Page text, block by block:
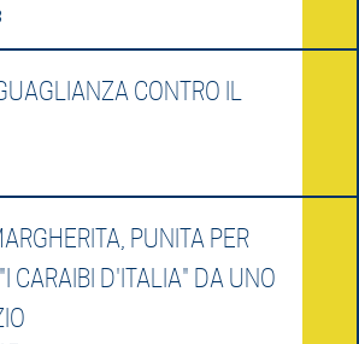
CONTRO IL
PUNITA PER
CARAIBI D'ITALIA" DA UNO